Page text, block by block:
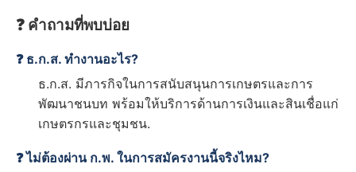
❓ คำถามที่พบบ่อย
❓ ธ.ก.ส. ทำงานอะไร?
ธ.ก.ส. มีภารกิจในการสนับสนุนการเกษตรและการ
พัฒนาชนบท พร้อมให้บริการด้านการเงินและสินเชื่อแก่
เกษตรกรและชุมชน.
❓ ไม่ต้องผ่าน ก.พ. ในการสมัครงานนี้จริงไหม?